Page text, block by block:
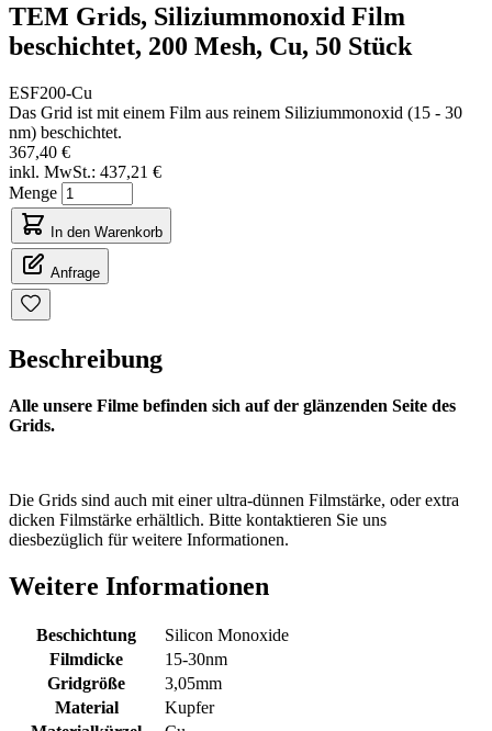
TEM Grids, Siliziummonoxid Film
beschichtet, 200 Mesh, Cu, 50 Stück
ESF200-Cu
Das Grid ist mit einem Film aus reinem Siliziummonoxid (15 - 30
nm) beschichtet.
367,40 €
inkl. MwSt.: 437,21 €
Menge
In den Warenkorb
Anfrage
Beschreibung
Alle unsere Filme befinden sich auf der glänzenden Seite des
Grids.
Die Grids sind auch mit einer ultra-dünnen Filmstärke, oder extra
dicken Filmstärke erhältlich. Bitte kontaktieren Sie uns
diesbezüglich für weitere Informationen.
Weitere Informationen
Beschichtung
Silicon Monoxide
Filmdicke
15-30nm
Gridgröße
3,05mm
Material
Kupfer